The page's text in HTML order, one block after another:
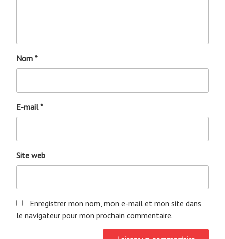
Nom *
E-mail*
Site web
Enregistrer mon nom, mon e-mail et mon site dans
le navigateur pour mon prochain commentaire.